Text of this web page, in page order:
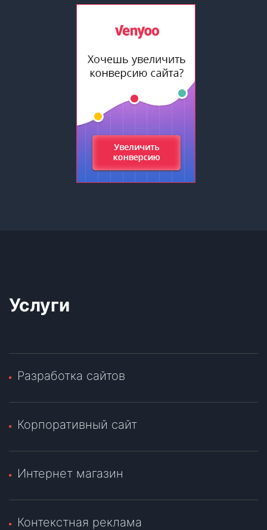
Услуги
Разработка сайтов
Корпоративный сайт
Интернет магазин
Контекстная реклама